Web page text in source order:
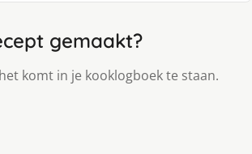
gemaakt?
komt in je kooklogboek te staan.